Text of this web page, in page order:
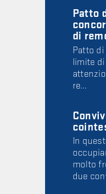
Patto
di
Patto
limite
re…
In
molto
due